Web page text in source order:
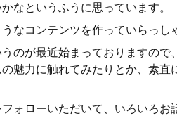
なというふうに思っています。
なコンテンツを作っていらっし
のが最近始まっておりますの
魅力に触れてみたりとか、素
ォローいただいて、いろいろ